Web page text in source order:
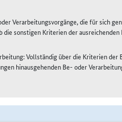
Verarbeitungsvorgänge, die für sich
die sonstigen Kriterien der
Vollständig über die Kriterien
hinausgehenden Be- oder